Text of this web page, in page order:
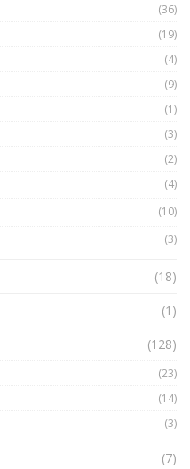
các cuộc chiến | Phổ cập
(36)
(19)
(4)
(9)
(1)
(3)
(2)
(4)
(10)
(3)
(18)
(1)
(128)
(23)
(14)
(3)
(7)